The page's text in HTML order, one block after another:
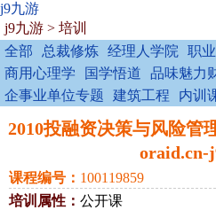
j9九游
j9九游 > 培训
全部
总裁修炼 经理人学院 职
商用心理学
国学悟道 品味魅力
企事业单位专题
建筑工程 内训
2010投融资决策与风险管
oraid.cn-
课程编号： 100119859
培训属性： 公开课